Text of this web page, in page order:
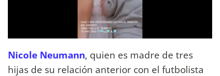
Nicole Neumann, quien es madre de tres
hijas de su relación anterior con el futbolista